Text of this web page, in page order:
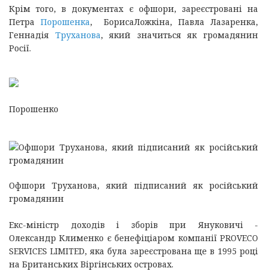
Крім того, в документах є офшори, зареєстровані на
Петра Порошенка, БорисаЛожкіна, Павла Лазаренка,
Геннадія Труханова, який значиться як громадянин
Росії.
Порошенко
Офшори Труханова, який підписаний як російський
громадянин
Екс-міністр доходів і зборів при Януковичі -
Олександр Клименко є бенефіціаром компанії PROVECO
SERVICES LIMITED, яка була зареєстрована ще в 1995 році
на Британських Віргінських островах.